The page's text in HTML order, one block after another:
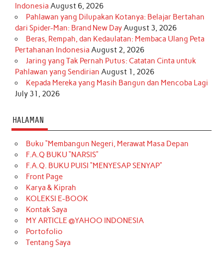
Indonesia August 6, 2026
Pahlawan yang Dilupakan Kotanya: Belajar Bertahan
dari Spider-Man: Brand New DayAugust 3, 2026
Beras, Rempah, dan Kedaulatan: Membaca Ulang Peta
Pertahanan Indonesia August 2, 2026
Jaring yang Tak Pernah Putus: Catatan Cinta untuk
Pahlawan yang Sendirian August 1, 2026
Kepada Mereka yang Masih Bangun dan Mencoba Lagi
July 31, 2026
HALAMAN
Buku “Membangun Negeri, Merawat Masa Depan
F.A.Q BUKU “NARSIS”
F.A.Q. BUKU PUISI “MENYESAP SENYAP”
Front Page
Karya & Kiprah
KOLEKSI E-BOOK
Kontak Saya
MY ARTICLE @YAHOO INDONESIA
Portofolio
Tentang Saya